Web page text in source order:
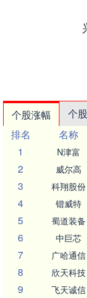
个股涨幅 个
排名
名称
1
N津富
2 威尔高
3 科翔股份
4 锴威特
5 蜀道装备
6 中巨芯
7 广哈通信
8 欣天科技
9 飞天诚信